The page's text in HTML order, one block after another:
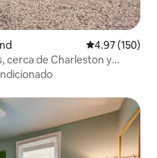
Calificación
4.97 (150)
cerca de Charleston y